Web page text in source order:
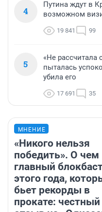
4
Путина ждут в
возможном
19 841 99
5
«Не рассчитала
пыталась
убила его
17 691 35
МНЕНИЕ
«Никого нельзя
победить». О чем
главный
этого года,
бьет рекорды в
прокате: честный